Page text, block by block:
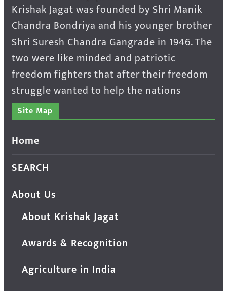
Krishak Jagat was founded by Shri Manik
Chandra Bondriya and his younger brother
Shri Suresh Chandra Gangrade in 1946. The
two were like minded and patriotic
freedom fighters that after their freedom
struggle wanted to help the nations
Site Map
Home
SEARCH
About Us
About Krishak Jagat
Awards & Recognition
Agriculture in India